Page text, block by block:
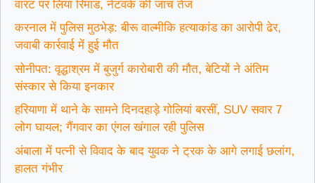
वारंट पर लिया रिमांड, नेटवर्क की जांच तेज
करनाल में पुलिस मुठभेड़: बीरू वाल्मीकि हत्याकांड का आरोपी ढेर,
जवाबी कार्रवाई में हुई मौत
सोनीपत: वृद्धाश्रम में बुजुर्ग कारोबारी की मौत, बेटियों ने अंतिम
संस्कार से किया इनकार
हरियाणा में थाने के सामने दिनदहाड़े गोलियां बरसीं, SUV सवार 7
लोग घायल; गैंगवार का एंगल खंगाल रही पुलिस
अंबाला में पत्नी से विवाद के बाद युवक ने ट्रक के आगे लगाई छलांग,
हालत गंभीर